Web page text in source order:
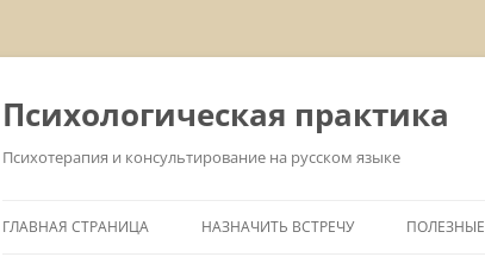
Перейти
Психологическая практика
Психотерапия и консультирование на русском языке
ГЛАВНАЯ СТРАНИЦА НАЗНАЧИТЬ ВСТРЕЧУ